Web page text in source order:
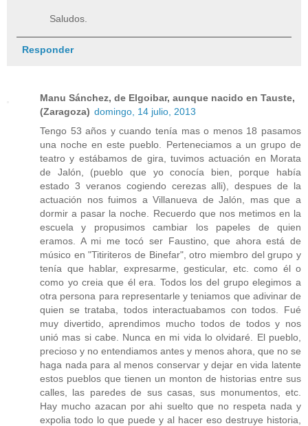
Saludos.
Responder
Manu Sánchez, de Elgoibar, aunque nacido en Tauste,
(Zaragoza) domingo, 14 julio, 2013
Tengo 53 años y cuando tenía mas o menos 18 pasamos
una noche en este pueblo. Perteneciamos a un grupo de
teatro y estábamos de gira, tuvimos actuación en Morata
de Jalón, (pueblo que yo conocía bien, porque había
estado 3 veranos cogiendo cerezas alli), despues de la
actuación nos fuimos a Villanueva de Jalón, mas que a
dormir a pasar la noche. Recuerdo que nos metimos en la
escuela y propusimos cambiar los papeles de quien
eramos. A mi me tocó ser Faustino, que ahora está de
músico en "Titiriteros de Binefar", otro miembro del grupo y
tenía que hablar, expresarme, gesticular, etc. como él o
como yo creia que él era. Todos los del grupo elegimos a
otra persona para representarle y teniamos que adivinar de
quien se trataba, todos interactuabamos con todos. Fué
muy divertido, aprendimos mucho todos de todos y nos
unió mas si cabe. Nunca en mi vida lo olvidaré. El pueblo,
precioso y no entendiamos antes y menos ahora, que no se
haga nada para al menos conservar y dejar en vida latente
estos pueblos que tienen un monton de historias entre sus
calles, las paredes de sus casas, sus monumentos, etc.
Hay mucho azacan por ahi suelto que no respeta nada y
expolia todo lo que puede y al hacer eso destruye historia,